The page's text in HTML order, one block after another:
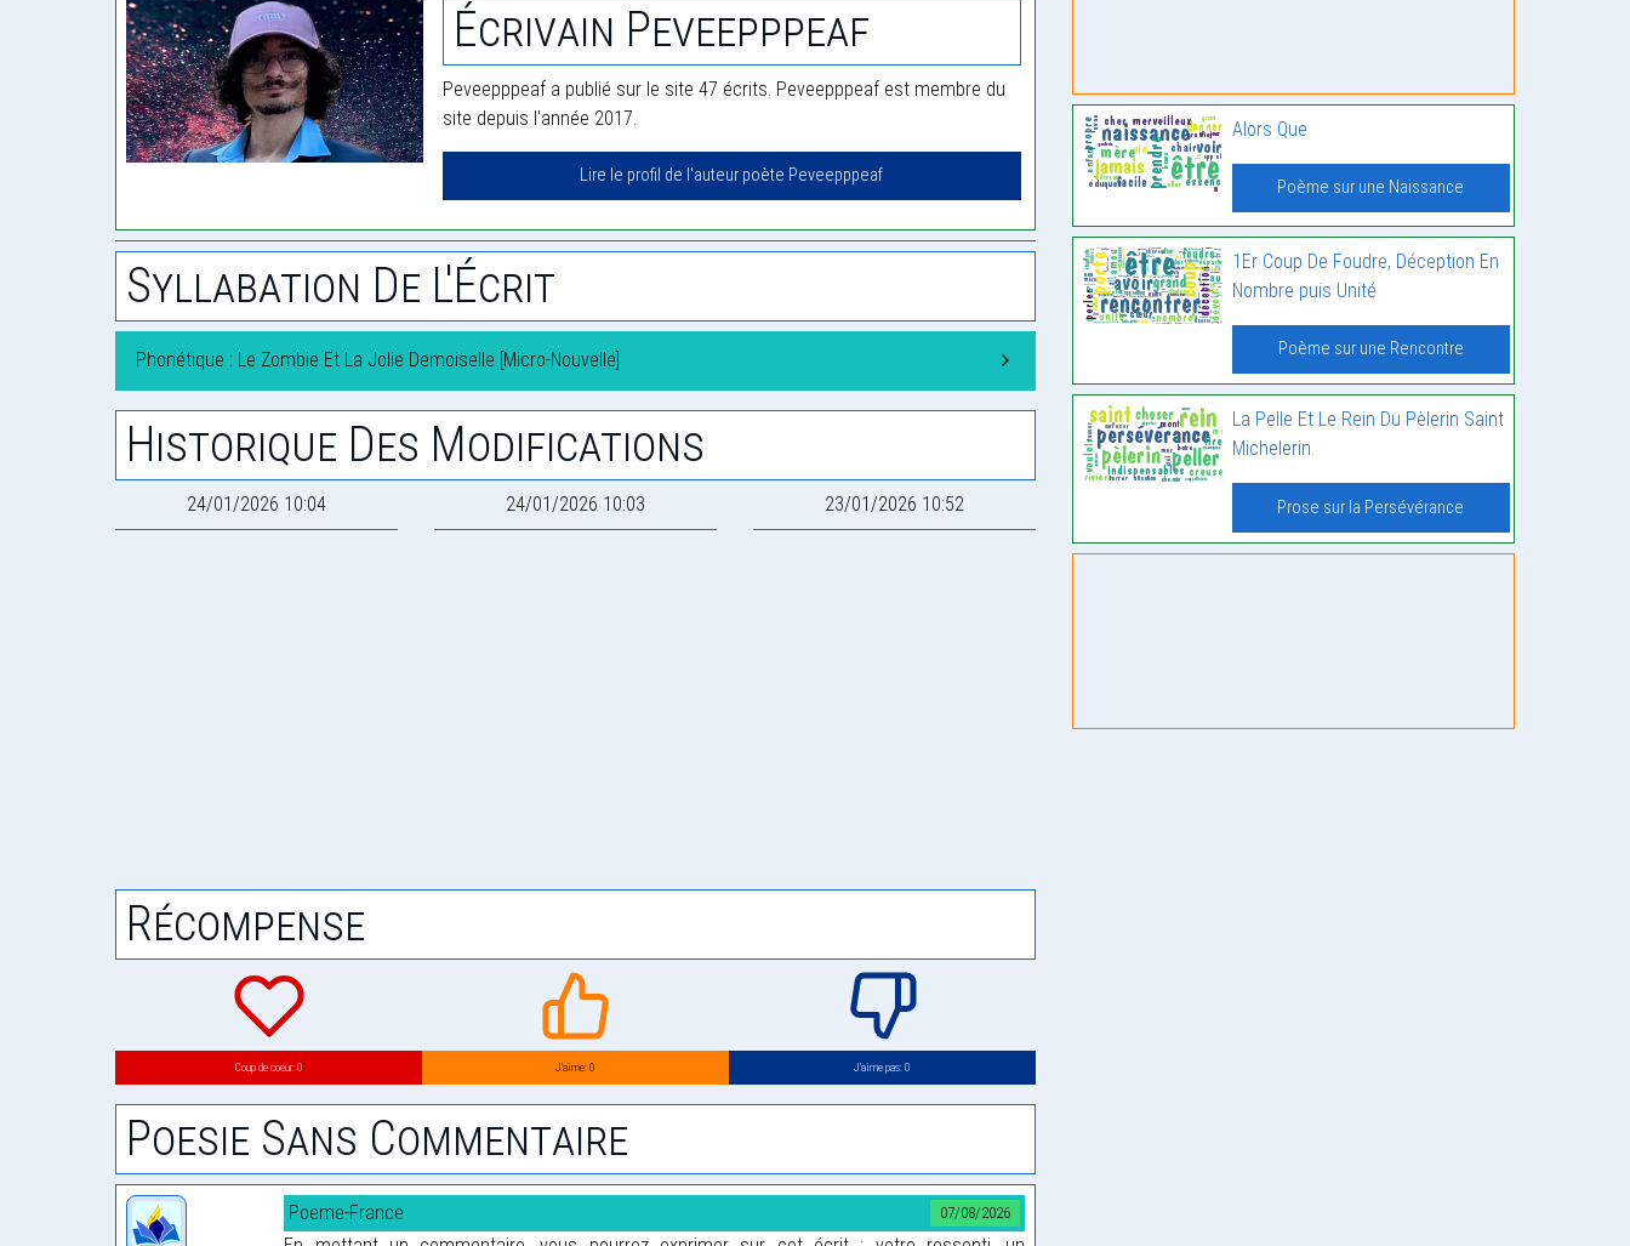
Écrivain Peveepppeaf
Peveepppeaf a publié sur le site 47 écrits. Peveepppeaf est membre du
site depuis l'année 2017.
Lire le profil de l'auteur poète Peveepppeaf
Syllabation De L'Écrit
Phonétique : Le Zombie Et La Jolie Demoiselle [Micro-Nouvelle]
Historique Des Modifications
24/01/2026 10:04 24/01/2026 10:03 23/01/2026 10:52
Récompense
Coup de coeur: 0 J’aime: 0 J’aime pas: 0
Poesie Sans Commentaire
07/08/2026
Poeme-France
Alors Que
Poème sur une Naissance
1Er Coup De Foudre, Déception En
Nombre puis Unité
Poème sur une Rencontre
La Pelle Et Le Rein Du Pèlerin Saint
Michelerin.
Prose sur la Persévérance